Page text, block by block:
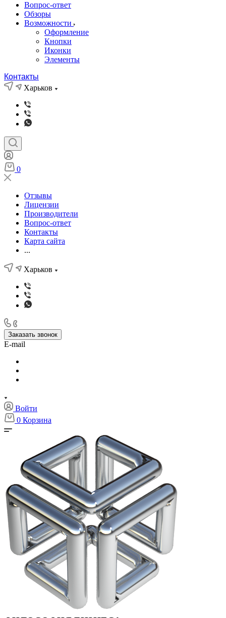
Вопрос-ответ
Обзоры
Возможности
Оформление
Кнопки
Иконки
Элементы
Контакты
Харьков
0
Отзывы
Лицензии
Производители
Вопрос-ответ
Контакты
Карта сайта
...
Харьков
Заказать звонок
E-mail
Войти
0 Корзина